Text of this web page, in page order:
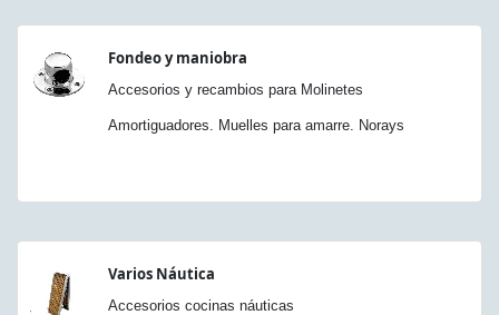
Fondeo y maniobra
Accesorios y recambios para Molinetes
Amortiguadores. Muelles para amarre. Norays
Varios Náutica
Accesorios cocinas náuticas